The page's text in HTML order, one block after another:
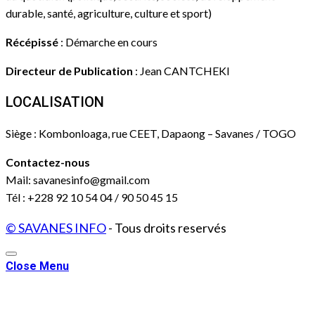
durable, santé, agriculture, culture et sport)
Récépissé : Démarche en cours
Directeur de Publication : Jean CANTCHEKI
LOCALISATION
Siège : Kombonloaga, rue CEET, Dapaong – Savanes / TOGO
Contactez-nous
Mail: savanesinfo@gmail.com
Tél : +228 92 10 54 04 / 90 50 45 15
© SAVANES INFO- Tous droits reservés
Close Menu